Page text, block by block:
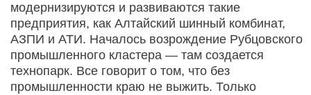
модернизируются и развиваются такие
предприятия, как Алтайский шинный комбинат,
АЗПИ и АТИ. Началось возрождение Рубцовского
промышленного кластера — там создается
технопарк. Все говорит о том, что без
промышленности краю не выжить. Только